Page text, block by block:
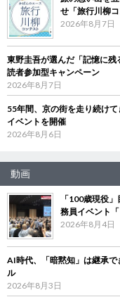
せ「旅行川柳
2026年8月7日
東野圭吾が選んだ「記憶に
読者参加型キャンペーン
2026年8月7日
55年間、京の街を走り続け
イベントを開催
2026年8月6日
動画
「100歳現役
務員イベント
2026年8月4日
AI時代、「暗黙知」は継承
ル
2026年8月3日